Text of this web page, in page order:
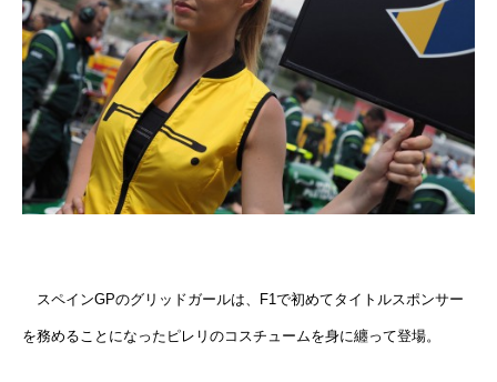
スペインGPのグリッドガールは、F1で初めてタイトルスポンサー
を務めることになったピレリのコスチュームを身に纏って登場。